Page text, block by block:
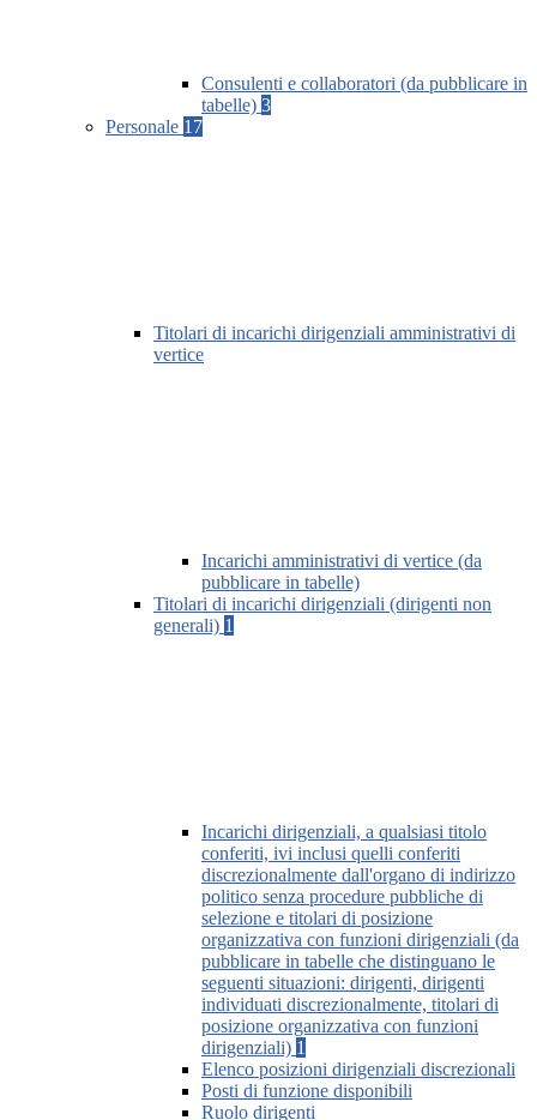
Consulenti e collaboratori (da pubblicare in
tabelle) 3
Personale 17
Titolari di incarichi dirigenziali amministrativi di
vertice
Incarichi amministrativi di vertice (da
pubblicare in tabelle)
Titolari di incarichi dirigenziali (dirigenti non
generali) 1
Incarichi dirigenziali, a qualsiasi titolo
conferiti, ivi inclusi quelli conferiti
discrezionalmente dall'organo di indirizzo
politico senza procedure pubbliche di
selezione e titolari di posizione
organizzativa con funzioni dirigenziali (da
pubblicare in tabelle che distinguano le
seguenti situazioni: dirigenti, dirigenti
individuati discrezionalmente, titolari di
posizione organizzativa con funzioni
dirigenziali) 1
Elenco posizioni dirigenziali discrezionali
Posti di funzione disponibili
Ruolo dirigenti